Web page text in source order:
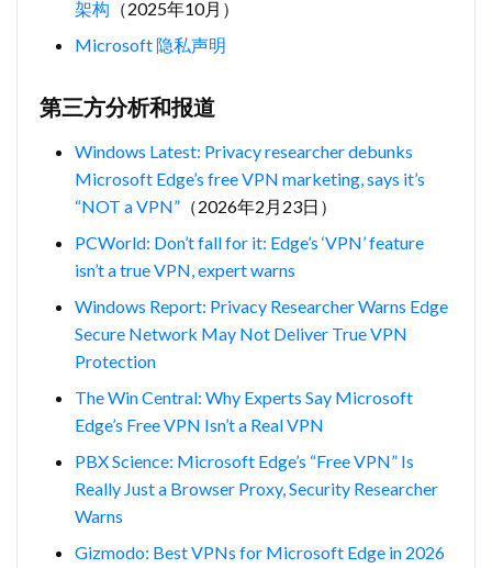
架构 （2025年10月）
Microsoft 隐私声明
第三方分析和报道
Windows Latest: Privacy researcher debunks
Microsoft Edge’s free VPN marketing, says it’s
“NOT a VPN” （2026年2月23日）
PCWorld: Don’t fall for it: Edge’s ‘VPN’ feature
isn’t a true VPN, expert warns
Windows Report: Privacy Researcher Warns Edge
Secure Network May Not Deliver True VPN
Protection
The Win Central: Why Experts Say Microsoft
Edge’s Free VPN Isn’t a Real VPN
PBX Science: Microsoft Edge’s “Free VPN” Is
Really Just a Browser Proxy, Security Researcher
Warns
Gizmodo: Best VPNs for Microsoft Edge in 2026